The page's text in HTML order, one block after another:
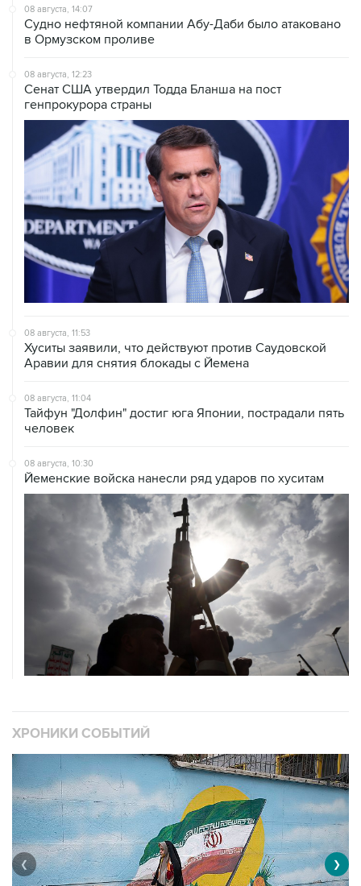
08 августа, 14:07
Судно нефтяной компании Абу-Даби было атаковано
в Ормузском проливе
08 августа, 12:23
Сенат США утвердил Тодда Бланша на пост
генпрокурора страны
08 августа, 11:53
Хуситы заявили, что действуют против Саудовской
Аравии для снятия блокады с Йемена
08 августа, 11:04
Тайфун "Долфин" достиг юга Японии, пострадали пять
человек
08 августа, 10:30
Йеменские войска нанесли ряд ударов по хуситам
ХРОНИКИ СОБЫТИЙ
❮ ❯